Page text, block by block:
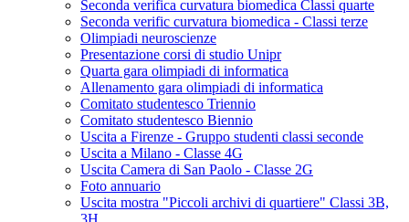
Seconda verifica curvatura biomedica Classi quarte
Seconda verific curvatura biomedica - Classi terze
Olimpiadi neuroscienze
Presentazione corsi di studio Unipr
Quarta gara olimpiadi di informatica
Allenamento gara olimpiadi di informatica
Comitato studentesco Triennio
Comitato studentesco Biennio
Uscita a Firenze - Gruppo studenti classi seconde
Uscita a Milano - Classe 4G
Uscita Camera di San Paolo - Classe 2G
Foto annuario
Uscita mostra "Piccoli archivi di quartiere" Classi 3B,